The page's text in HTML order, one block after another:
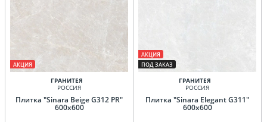
АКЦИЯ
ГРАНИТЕЯ
РОССИЯ
Плитка "Sinara Beige G312 PR"
600х600
АКЦИЯ
ПОД ЗАКАЗ
ГРАНИТЕЯ
РОССИЯ
Плитка "Sinara Elegant G311"
600х600